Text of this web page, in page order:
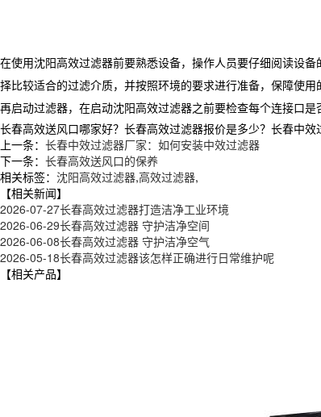
在使用沈阳高效过滤器前要熟悉设备，操作人员要仔细阅读设
择比较适合的过滤介质，并按照环境的要求进行准备，保障使
再启动过滤器，在启动沈阳高效过滤器之前要检查每个连接口
长春高效送风口哪家好？长春高效过滤器报价是多少？长春中
上一条： 长春中效过滤器厂家：如何安装中效过滤器
下一条： 长春高效送风口的保养
相关标签： 沈阳高效过滤器,高效过滤器,
【相关新闻】
2026-07-27长春高效过滤器打造洁净工业环境
2026-06-29长春高效过滤器 守护洁净空间
2026-06-08长春高效过滤器 守护洁净空气
2026-05-18长春高效过滤器该怎样正确进行日常维护呢
【相关产品】